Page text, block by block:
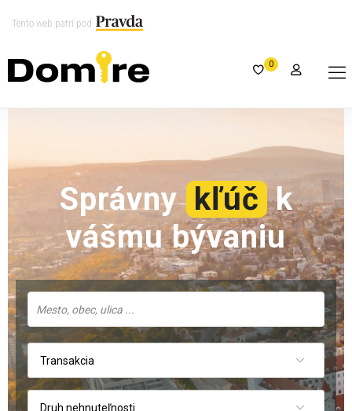
Tento web patrí pod
0
Správny kľúč k
vášmu bývaniu
Transakcia
Druh nehnuteľnosti